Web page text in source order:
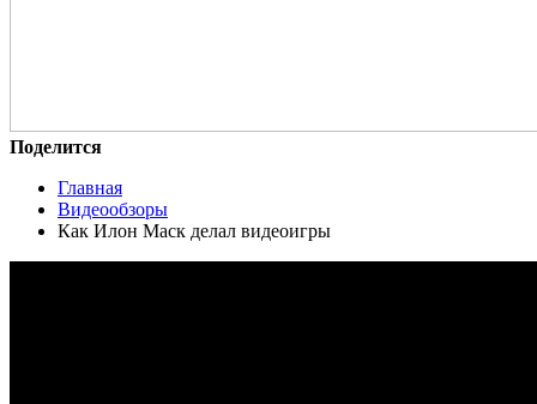
Поделится
Главная
Видеообзоры
Как Илон Маск делал видеоигры